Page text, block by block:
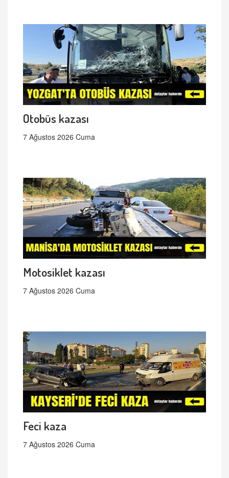
Otobüs kazası
7 Ağustos 2026 Cuma
Motosiklet kazası
7 Ağustos 2026 Cuma
Feci kaza
7 Ağustos 2026 Cuma